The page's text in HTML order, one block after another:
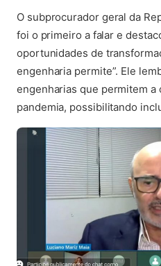
O subprocurador geral da
foi o primeiro a falar e
oportunidades de
engenharia permite”. Ele
engenharias que permitem a
pandemia, possibilitando